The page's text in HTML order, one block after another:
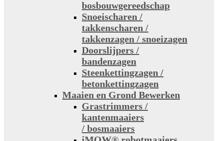
bosbouwgereedschap
Snoeischaren /
takkenscharen /
takkenzagen / snoeizagen
Doorslijpers /
bandenzagen
Steenkettingzagen /
betonkettingzagen
Maaien en Grond Bewerken
Grastrimmers /
kantenmaaiers
/ bosmaaiers